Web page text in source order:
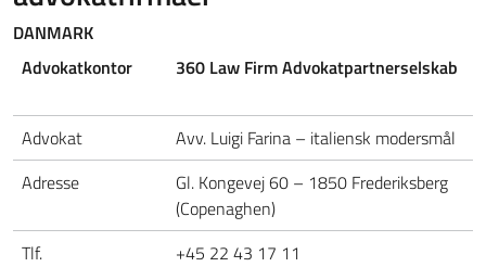
DANMARK
Advokatkontor
360 Law Firm Advokatpartnerselskab
Advokat
Avv. Luigi Farina – italiensk modersmål
Adresse
Gl. Kongevej 60 – 1850 Frederiksberg
(Copenaghen)
Tlf.
+45 22 43 17 11